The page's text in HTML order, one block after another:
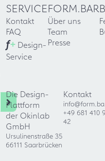
SERVICE
Kontakt
FAQ
f+ Design-
Service
FORM.BAR
Über uns
Team
Presse
Die Design-
Plattform
der Okinlab
GmbH
Ursulinenstraße 35
66111 Saarbrücken
Kontakt
+49 681 410
42